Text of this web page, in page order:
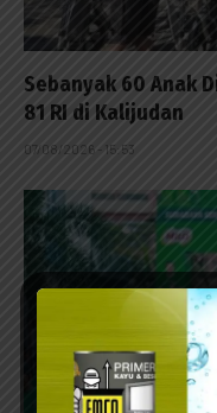
Sebanyak 60 Anak
81 RI di Kalijudan
07/08/2026 - 15:53